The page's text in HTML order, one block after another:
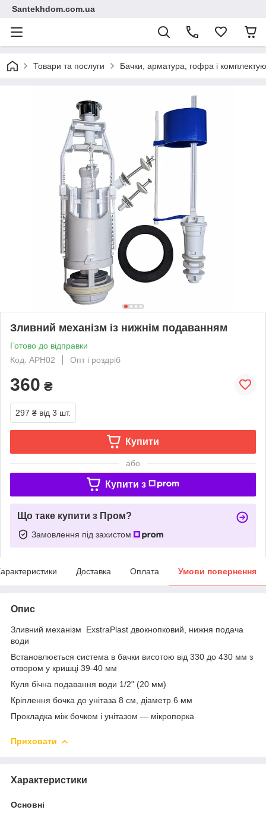
Santekhdom.com.ua
Товари та послуги Бачки, арматура, гофра і
Зливний механізм із нижнім подаванням
Готово до відправки
Код: АРН02
Опт і роздріб
360 ₴
297 ₴ від 3 шт.
Купити
або
Купити з
Що таке купити з Пром?
Замовлення під захистом
Доставка Оплата Умови повернення
Опис
Зливний механізм ExstraPlast двокнопковий, нижня подача
води
Встановлюється система в бачки висотою від 330 до 430 мм з
отвором у кришці 39-40 мм
Куля бічна подавання води 1/2" (20 мм)
Кріплення бочка до унітаза 8 см, діаметр 6 мм
Прокладка між бочком і унітазом — мікропорка
Приховати
Характеристики
Основні